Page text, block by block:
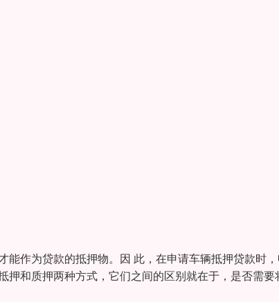
作为贷款的抵押物。因 此，在申请车辆抵押贷款时
和质押两种方式，它们之间的区别就在于，是否需要